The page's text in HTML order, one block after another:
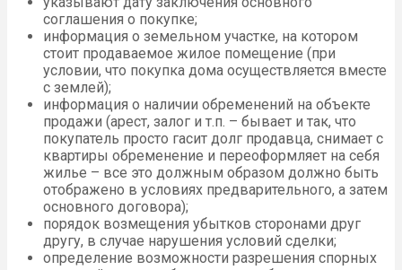
соглашения о покупке;
информация о земельном участке, на котором
стоит продаваемое жилое помещение (при
условии, что покупка дома осуществляется вместе
с землей);
информация о наличии обременений на объекте
продажи (арест, залог и т.п. – бывает и так, что
покупатель просто гасит долг продавца, снимает с
квартиры обременение и переоформляет на себя
жилье – все это должным образом должно быть
отображено в условиях предварительного, а затем
основного договора);
порядок возмещения убытков сторонами друг
другу, в случае нарушения условий сделки;
определение возможности разрешения спорных